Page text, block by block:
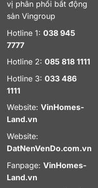
vị phân phối bất động
sản Vingroup
Hotline 1: 038 945
7777
Hotline 2: 085 818 1111
Hotline 3: 033 486
1111
Website: VinHomes-
Land.vn
Website:
DatNenVenDo.com.vn
Fanpage: VinHomes-
Land.vn